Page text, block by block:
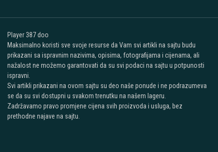
Player 387 doo
Maksimalno koristi sve svoje resurse da Vam svi artikli na sajtu budu
prikazani sa ispravnim nazivima, opisima, fotografijama i cijenama, ali
nažalost ne možemo garantovati da su svi podaci na sajtu u potpunosti
ispravni.
Svi artikli prikazani na ovom sajtu su deo naše ponude i ne podrazumeva
se da su svi dostupni u svakom trenutku na našem lageru.
Zadržavamo pravo promjene cijena svih proizvoda i usluga, bez
prethodne najave na sajtu.